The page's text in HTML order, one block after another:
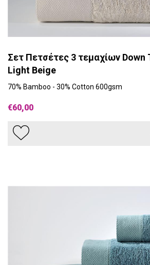
Σετ Πετσέτες 3 τεμαχίων Down
Light Beige
70% Bamboo - 30% Cotton 600gsm
€60,00